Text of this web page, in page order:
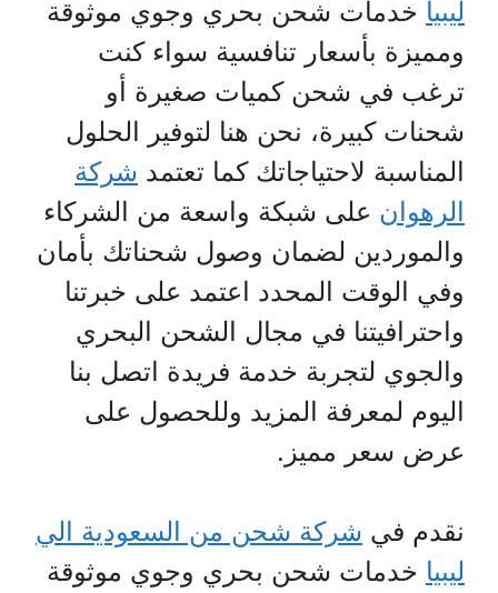
ليبيا خدمات شحن بحري وجوي موثوقة
ومميزة بأسعار تنافسية سواء كنت
ترغب في شحن كميات صغيرة أو
شحنات كبيرة، نحن هنا لتوفير الحلول
المناسبة لاحتياجاتك كما تعتمد شركة
الرهوان على شبكة واسعة من الشركاء
والموردين لضمان وصول شحناتك بأمان
وفي الوقت المحدد اعتمد على خبرتنا
واحترافيتنا في مجال الشحن البحري
والجوي لتجربة خدمة فريدة اتصل بنا
اليوم لمعرفة المزيد وللحصول على
عرض سعر مميز.
نقدم في شركة شحن من السعودية الي
ليبيا خدمات شحن بحري وجوي موثوقة